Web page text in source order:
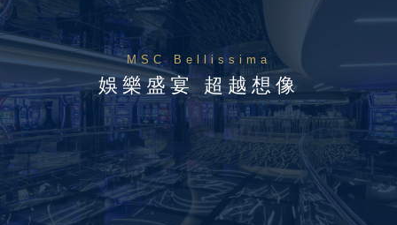
MSC Bellissima
娛樂盛宴 超越想像